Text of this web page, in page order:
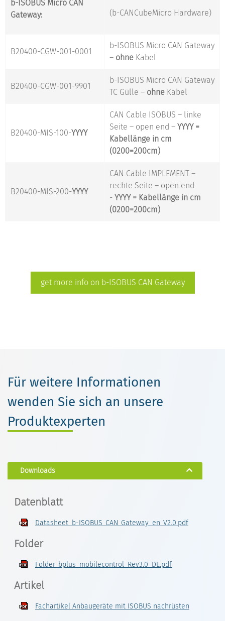
b-ISOBUS Micro CAN
Gateway:
(b-CANCubeMicro Hardware)
B20400-CGW-001-0001
b-ISOBUS Micro CAN Gateway
– ohne Kabel
B20400-CGW-001-9901
b-ISOBUS Micro CAN Gateway
TC Gülle – ohne Kabel
B20400-MIS-100-YYYY
CAN Cable ISOBUS – linke
Seite – open end – YYYY =
Kabellänge in cm
(0200=200cm)
B20400-MIS-200-YYYY
CAN Cable IMPLEMENT –
rechte Seite – open end
- YYYY = Kabellänge in cm
(0200=200cm)
get more info on b-ISOBUS CAN Gateway
Für weitere Informationen
wenden Sie sich an unsere
Produktexperten
Downloads
Datenblatt
Datasheet_b-ISOBUS_CAN_Gateway_en_V2.0.pdf
Folder
Folder_bplus_mobilecontrol_Rev3.0_DE.pdf
Artikel
Fachartikel Anbaugeräte mit ISOBUS nachrüsten